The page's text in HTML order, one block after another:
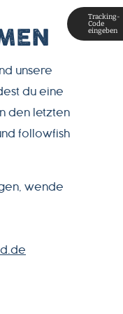
Tracking-
Code
eingeben
unsere
du eine
den letzten
followfish
wende